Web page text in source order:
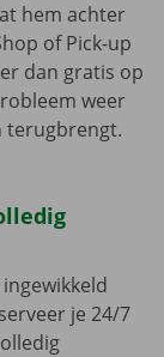
hem achter
of Pick-up
dan gratis op
weer
terugbrengt.
je 24/7